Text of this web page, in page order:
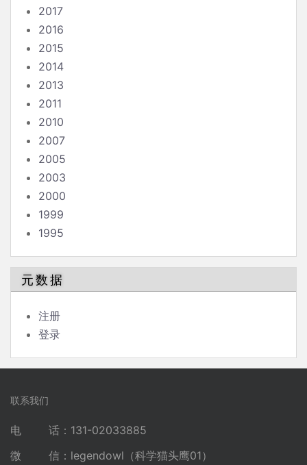
2017
2016
2015
2014
2013
2011
2010
2007
2005
2003
2000
1999
1995
元数据
注册
登录
联系我们
电 话：131-02033885
微 信：legendowl（科学猫头鹰01）